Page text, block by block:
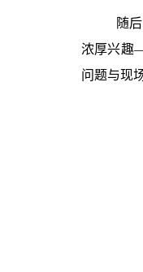
随
浓厚兴趣
问题与现